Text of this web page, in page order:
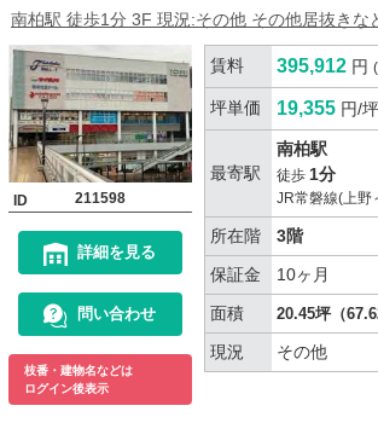
南柏駅 徒歩1分 3F 現況:その他 その他居抜きな
ID 211598
詳細を見る
問い合わせ
枝番・建物名などは
ログイン後表示
賃料 395,912 円
坪単価 19,355 円/坪
最寄駅
南柏駅
徒歩 1分
JR常磐線(上野
所在階
3階
保証金
10ヶ月
面積
20.45坪（
現況 その他